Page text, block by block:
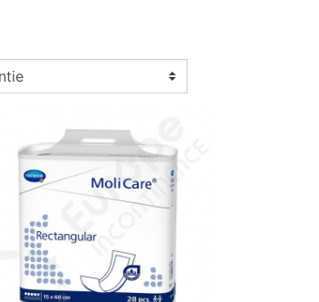
ANTISLIPKOUS
PLASWEKKER KINDEREN